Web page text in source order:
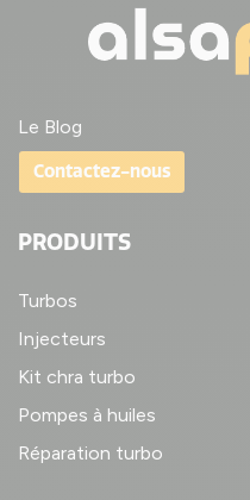
Le Blog
Contactez-nous
PRODUITS
Turbos
Injecteurs
Kit chra turbo
Pompes à huiles
Réparation turbo